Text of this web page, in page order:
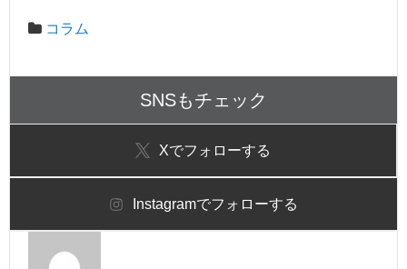
コラム
SNSもチェック
Xでフォローする
Instagramでフォローする